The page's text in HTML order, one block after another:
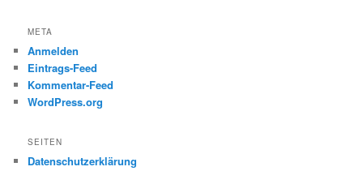
META
Anmelden
Eintrags-Feed
Kommentar-Feed
WordPress.org
SEITEN
Datenschutzerklärung